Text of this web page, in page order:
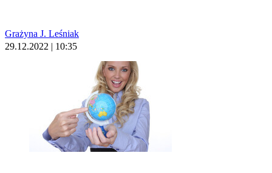
Grażyna J. Leśniak
29.12.2022 | 10:35